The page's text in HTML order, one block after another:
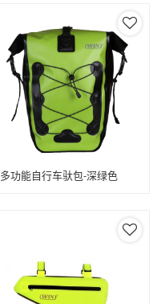
多功能自行车驮包-深绿色